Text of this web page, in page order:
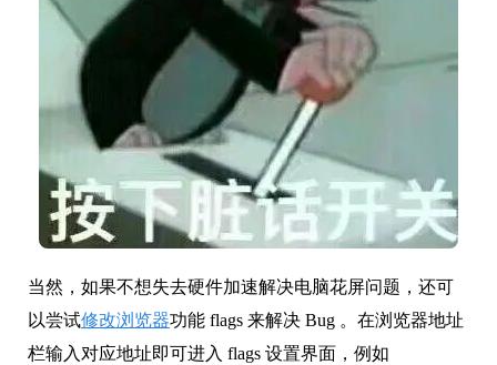
当然，如果不想失去硬件加速解决电脑花屏问题，还可
以尝试修改浏览器功能 flags 来解决 Bug 。在浏览器地址
栏输入对应地址即可进入 flags 设置界面，例如